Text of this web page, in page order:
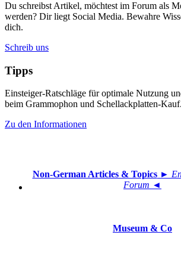
Du schreibst Artikel, möchtest im Forum als
werden? Dir liegt Social Media. Bewahre
dich.
Schreib uns
Tipps
Einsteiger-Ratschläge für optimale Nutzung
beim Grammophon und Schellackplatten-Kauf.
Zu den Informationen
Non-German Articles & Topics►
Forum ◄
Museum & Co